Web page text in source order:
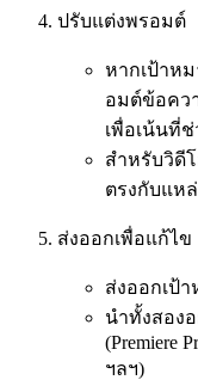
ปรับแต่งพรอมต์
หากเป้าห
อมต์ข้อคว
เพื่อเน้นที่
สำหรับวิดี
ตรงกับแห
ส่งออกเพื่อแก้ไข
ส่งออกเป้
นำทั้งสอง
(Premiere
ฯลฯ)